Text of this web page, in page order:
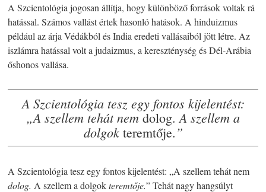
A Szcientológia jogosan állítja, hogy különböző források voltak rá
hatással. Számos vallást értek hasonló hatások. A hinduizmus
például az árja Védákból és India eredeti vallásaiból jött létre. Az
iszlámra hatással volt a judaizmus, a kereszténység és Dél-Arábia
őshonos vallása.
A Szcientológia tesz egy fontos kijelentést:
„A szellem tehát nemdolog. A szellem a
dolgok teremtője.”
A Szcientológia tesz egy fontos kijelentést: „A szellem tehát nem
dolog. A szellem a dolgokteremtője.” Tehát nagy hangsúlyt